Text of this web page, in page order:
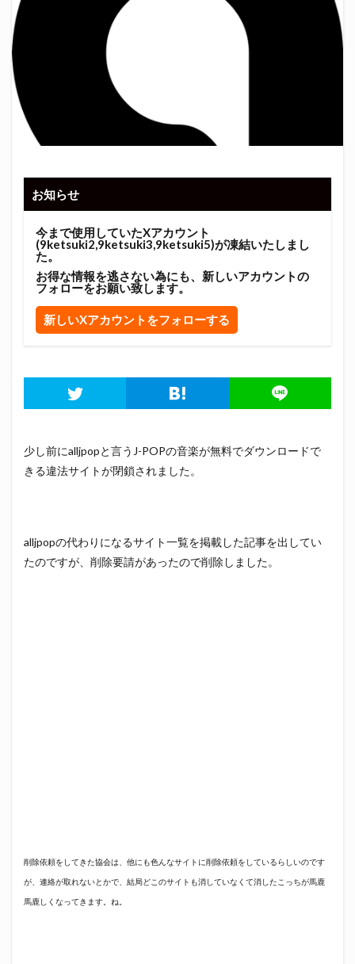
お知らせ
今まで使用していたXアカウント
(9ketsuki2,9ketsuki3,9ketsuki5)が凍結いたしまし
た。
お得な情報を逃さない為にも、新しいアカウントの
フォローをお願い致します。
新しいXアカウントをフォローする
少し前にalljpopと言うJ-POPの音楽が無料でダウンロードで
きる違法サイトが閉鎖されました。
alljpopの代わりになるサイト一覧を掲載した記事を出してい
たのですが、削除要請があったので削除しました。
削除依頼をしてきた協会は、他にも色んなサイトに削除依頼をしているらしいのです
が、連絡が取れないとかで、結局どこのサイトも消していなくて消したこっちが馬鹿
馬鹿しくなってきます。ね。